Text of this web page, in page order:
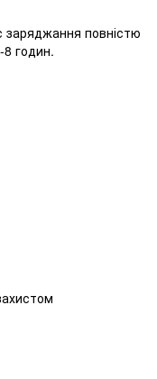
повністю
годин.